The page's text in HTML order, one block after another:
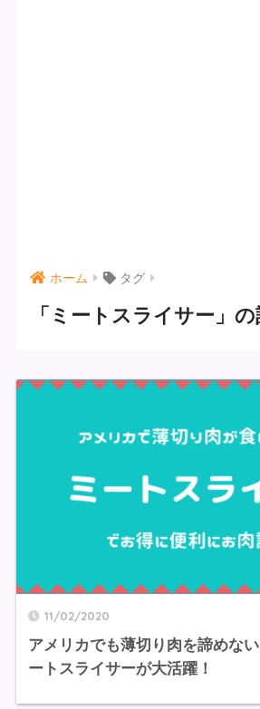
ホーム タグ
「ミートスライサー」
11/02/2020
アメリカでも薄切り肉を諦めな
ートスライサーが大活躍！